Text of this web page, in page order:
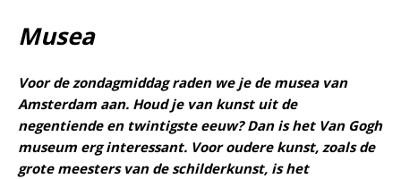
Musea
Voor de zondagmiddag raden we je de musea van
Amsterdam aan. Houd je van kunst uit de
negentiende en twintigste eeuw? Dan is het Van Gogh
museum erg interessant. Voor oudere kunst, zoals de
grote meesters van de schilderkunst, is het